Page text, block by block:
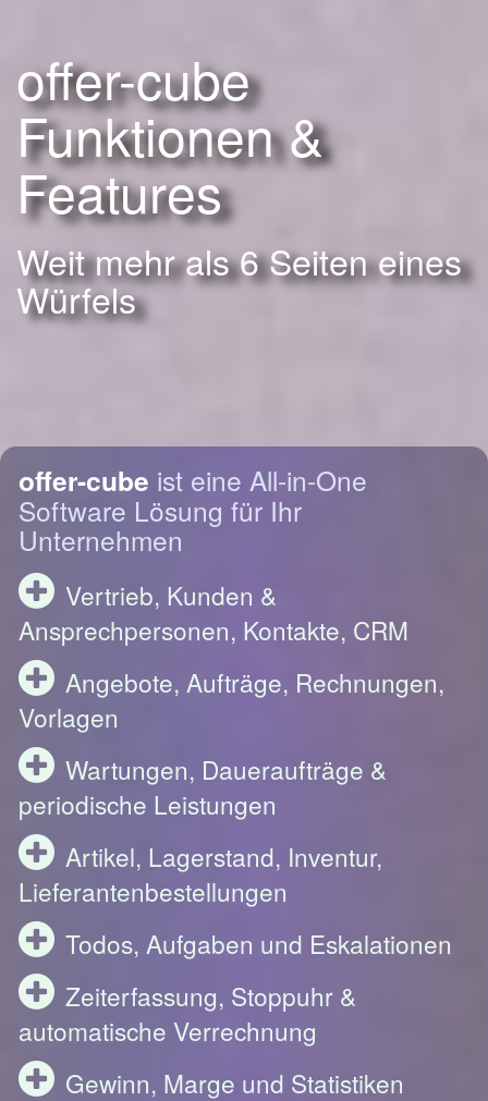
offer-cube
Funktionen &
Features
Weit mehr als 6 Seiten eines
Würfels
offer-cube ist eine All-in-One
Software Lösung für Ihr
Unternehmen
Vertrieb, Kunden &
Ansprechpersonen, Kontakte, CRM
Angebote, Aufträge, Rechnungen,
Vorlagen
Wartungen, Daueraufträge &
periodische Leistungen
Artikel, Lagerstand, Inventur,
Lieferantenbestellungen
Todos, Aufgaben und Eskalationen
Zeiterfassung, Stoppuhr &
automatische Verrechnung
Gewinn, Marge und Statistiken